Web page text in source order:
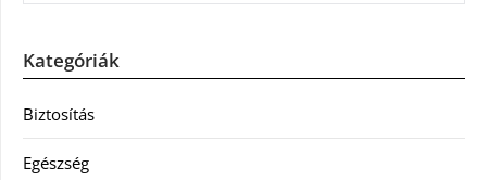
Kategóriák
Biztosítás
Egészség